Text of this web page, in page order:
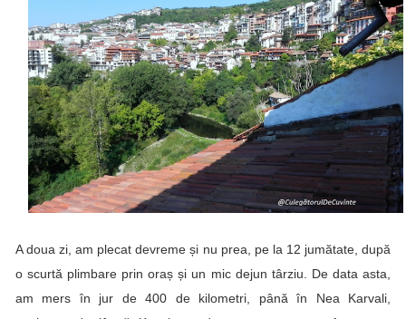
A doua zi, am plecat devreme și nu prea, pe la 12 jumătate, după
o scurtă plimbare prin oraș și un mic dejun târziu. De data asta,
am mers în jur de 400 de kilometri, până în Nea Karvali,